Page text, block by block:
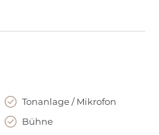
Tonanlage / Mikrofon
Bühne